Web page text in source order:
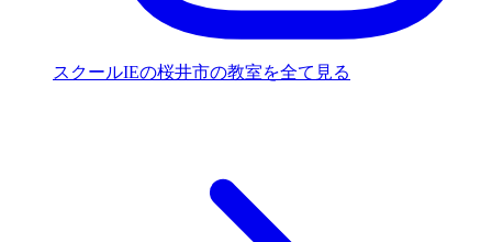
スクールIEの桜井市の教室を全て見る